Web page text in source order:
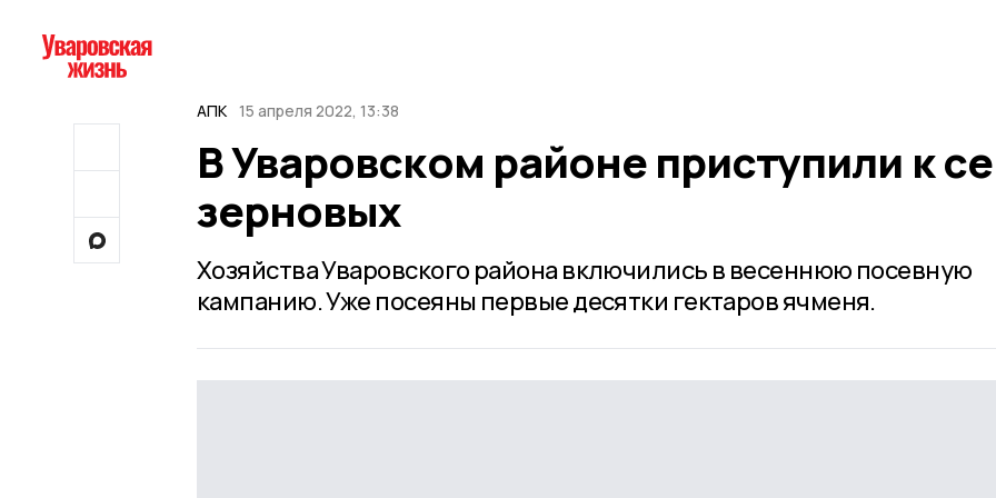
АПК 15 апреля 2022, 13:38
В Уваровском районе приступили к
зерновых
Хозяйства Уваровского района включились в весеннюю посевную
кампанию. Уже посеяны первые десятки гектаров ячменя.